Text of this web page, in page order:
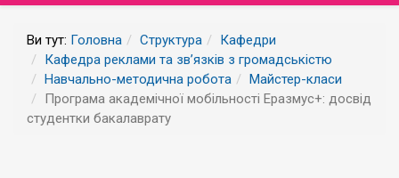
Ви тут: Головна Структура
Кафедри
Кафедра реклами та зв’язків з громадськістю
Навчально-методична робота
Майстер-класи
Програма академічної мобільності Еразмус+: досвід
студентки бакалаврату